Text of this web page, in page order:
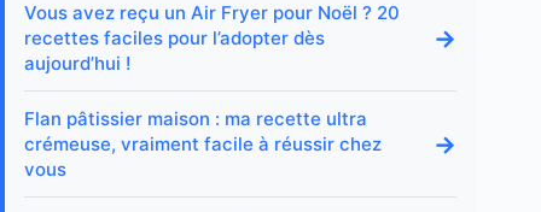
Vous avez reçu un Air Fryer pour Noël ? 20
recettes faciles pour l’adopter dès
aujourd’hui !
→
Flan pâtissier maison : ma recette ultra
crémeuse, vraiment facile à réussir chez
vous
→